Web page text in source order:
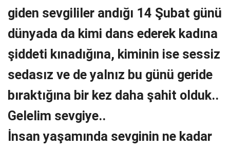
giden sevgililer andığı 14 Şubat günü
dünyada da kimi dans ederek kadına
şiddeti kınadığına, kiminin ise sessiz
sedasız ve de yalnız bu günü geride
bıraktığına bir kez daha şahit olduk..
Gelelim sevgiye..
İnsan yaşamında sevginin ne kadar